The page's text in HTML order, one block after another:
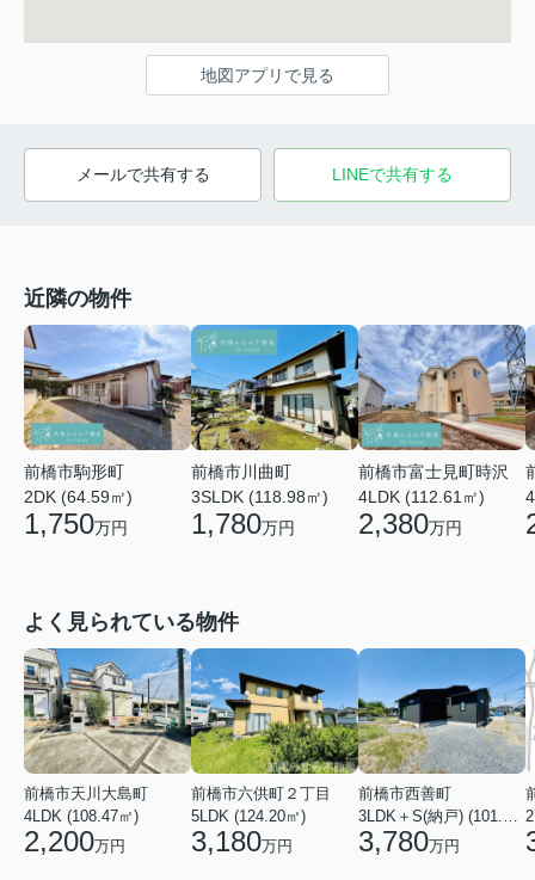
地図アプリで見る
メールで共有する LINEで共有する
近隣の物件
前橋市駒形町
2DK (64.59㎡)
1,750万円
前橋市川曲町
3SLDK (118.98㎡)
1,780万円
前橋市富士見町時沢
4LDK (112.61㎡)
2,380万円
よく見られている物件
前橋市天川大島町
4LDK (108.47㎡)
2,200万円
前橋市六供町２丁目
5LDK (124.20㎡)
3,180万円
前橋市西善町
3LDK＋S(納戸) (101.02㎡)
3,780万円